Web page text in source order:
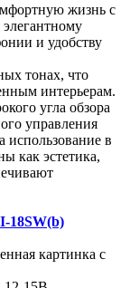
жизнь с
и удобству
тонах, что
интерьерам.
угла обзора
управления
использование в
как эстетика,
18SW(b)
картинка с